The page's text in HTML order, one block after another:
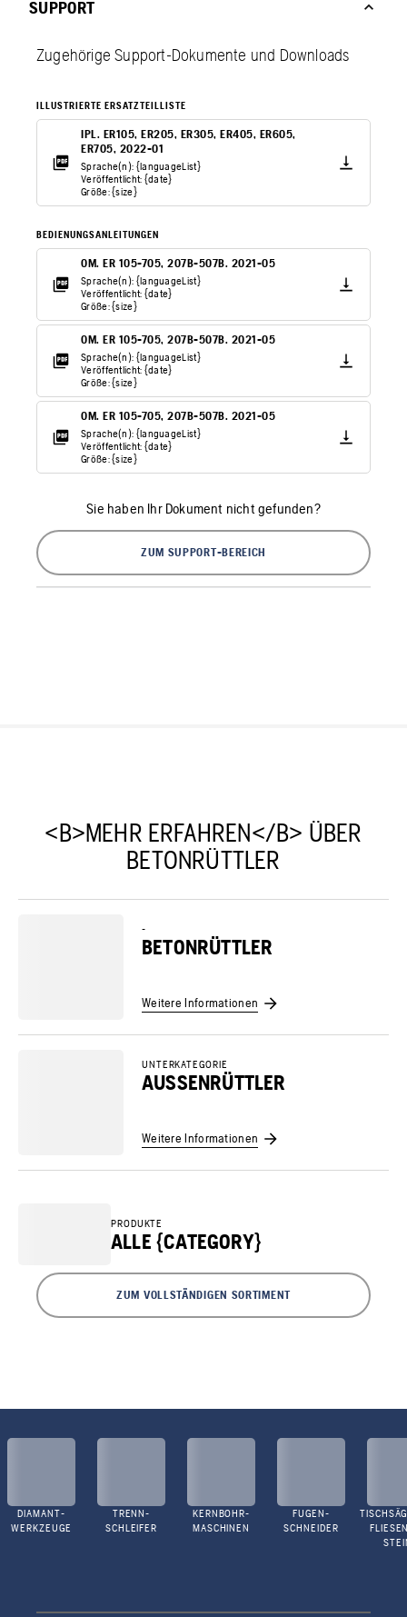
SUPPORT
Zugehörige Support-Dokumente und Downloads
ILLUSTRIERTE ERSATZTEILLISTE
IPL. ER105, ER205, ER305, ER405, ER605,
ER705, 2022-01
Sprache(n): {languageList}
Veröffentlicht: {date}
Größe: {size}
BEDIENUNGSANLEITUNGEN
OM. ER 105-705, 207B-507B. 2021-05
Sprache(n): {languageList}
Veröffentlicht: {date}
Größe: {size}
OM. ER 105-705, 207B-507B. 2021-05
Sprache(n): {languageList}
Veröffentlicht: {date}
Größe: {size}
OM. ER 105-705, 207B-507B. 2021-05
Sprache(n): {languageList}
Veröffentlicht: {date}
Größe: {size}
Sie haben Ihr Dokument nicht gefunden?
ZUM SUPPORT-BEREICH
<B>MEHR ERFAHREN</B> ÜBER
BETONRÜTTLER
-
BETONRÜTTLER
Weitere Informationen
UNTERKATEGORIE
AUSSENRÜTTLER
Weitere Informationen
PRODUKTE
ALLE {CATEGORY}
ZUM VOLLSTÄNDIGEN SORTIMENT
DIAMANT-
WERKZEUGE
TRENN-
SCHLEIFER
KERNBOHR-
MASCHINEN
FUGEN-
SCHNEIDER